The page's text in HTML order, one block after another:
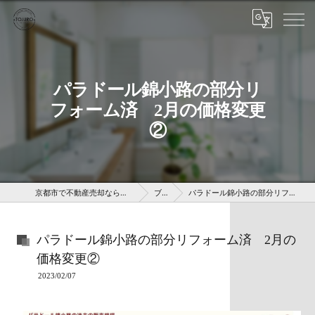
パラドール錦小路の部分リ
フォーム済 2月の価格変更
②
京都市で不動産売却なら株式会社京 藤十郎不動産 ブログ パラドール錦小路の部分リフォーム済 2月の価格変更②
パラドール錦小路の部分リフォーム済 2月の
価格変更②
2023/02/07